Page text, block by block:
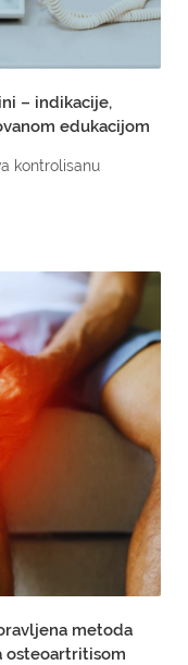
– indikacije,
edukacijom
kontrolisanu
metoda
osteoartritisom